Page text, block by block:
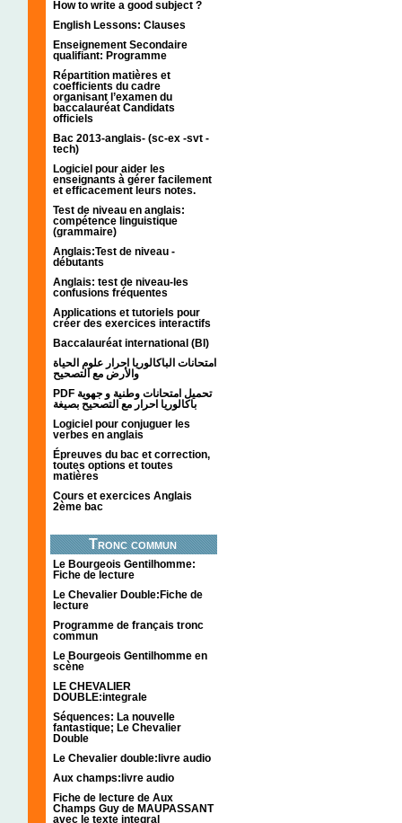
How to write a good subject ?
English Lessons: Clauses
Enseignement Secondaire
qualifiant: Programme
Répartition matières et
coefficients du cadre
organisant l’examen du
baccalauréat Candidats
officiels
Bac 2013-anglais- (sc-ex -svt -
tech)
Logiciel pour aider les
enseignants à gérer facilement
et efficacement leurs notes.
Test de niveau en anglais:
compétence linguistique
(grammaire)
Anglais:Test de niveau -
débutants
Anglais: test de niveau-les
confusions fréquentes
Applications et tutoriels pour
créer des exercices interactifs
Baccalauréat international (BI)
امتحانات الباكالوريا احرار علوم الحياة
والأرض مع التصحيح
PDF تحميل امتحانات وطنية و جهوية
باكالوريا احرار مع التصحيح بصيغة
Logiciel pour conjuguer les
verbes en anglais
Épreuves du bac et correction,
toutes options et toutes
matières
Cours et exercices Anglais
2ème bac
Tronc commun
Le Bourgeois Gentilhomme:
Fiche de lecture
Le Chevalier Double:Fiche de
lecture
Programme de français tronc
commun
Le Bourgeois Gentilhomme en
scène
LE CHEVALIER
DOUBLE:integrale
Séquences: La nouvelle
fantastique; Le Chevalier
Double
Le Chevalier double:livre audio
Aux champs:livre audio
Fiche de lecture de Aux
Champs Guy de MAUPASSANT
avec le texte integral